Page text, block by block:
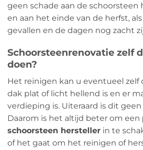
geen schade aan de schoorsteen
en aan het einde van de herfst,
gevallen en de dagen nog zacht
Schoorsteenrenovatie zelf
doen?
Het reinigen kan u eventueel zelf
dak plat of licht hellend is en er
verdieping is. Uiteraard is dit geen
Daarom is het altijd beter om een
schoorsteen hersteller in te
of het gaat om het reinigen of